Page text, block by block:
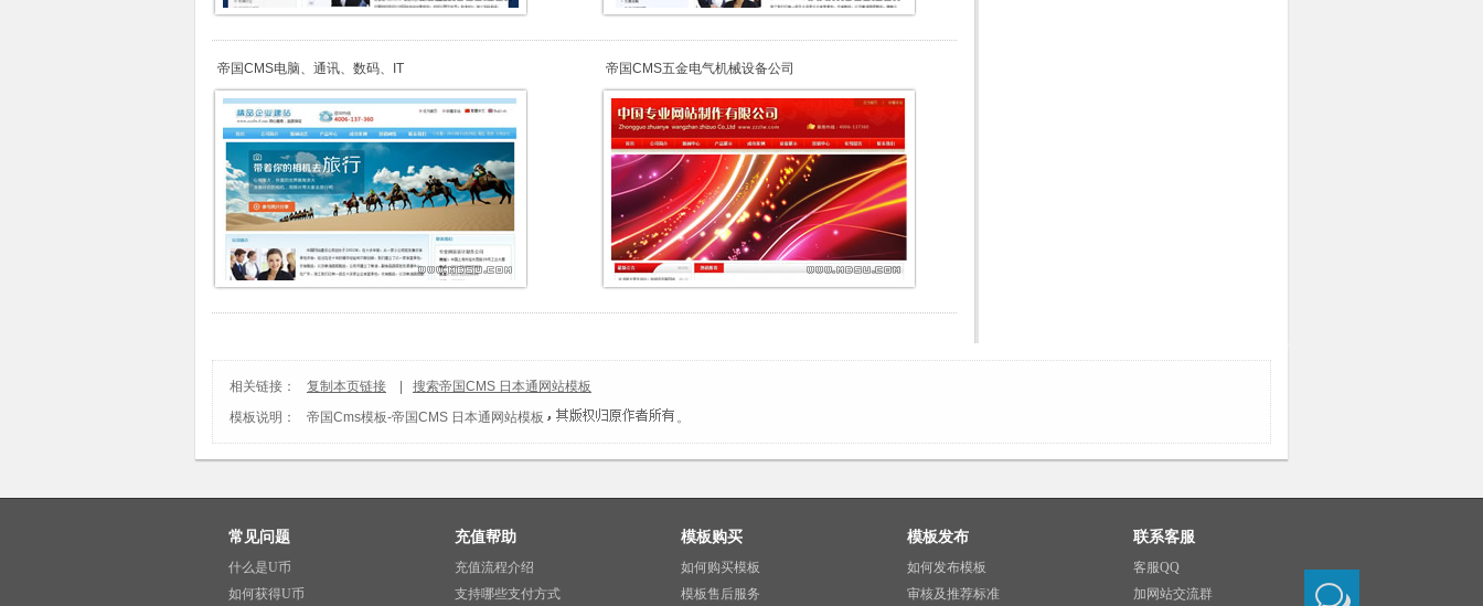
帝国CMS电脑、通讯、数码、IT 帝国CMS五金电气机械设备公司
相关链接： 复制本页链接
搜索帝国CMS 日本通网站模板
模板说明：
帝国Cms模板-帝国CMS 日本通网站模板 。
常见问题
什么是U币
如何获得U币
充值帮助
充值流程介绍
支持哪些支付方式
模板购买
如何购买模板
模板售后服务
模板发布
如何发布模板
审核及推荐标准
联系客服
客服QQ
加网站交流群